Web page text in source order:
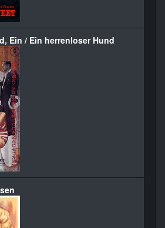
Ein / Ein herrenloser Hund